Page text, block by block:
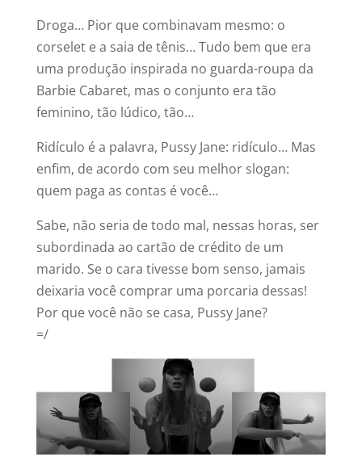
Droga… Pior que combinavam mesmo: o
corselet e a saia de tênis… Tudo bem que era
uma produção inspirada no guarda-roupa da
Barbie Cabaret, mas o conjunto era tão
feminino, tão lúdico, tão…
Ridículo é a palavra, Pussy Jane: ridículo… Mas
enfim, de acordo com seu melhor slogan:
quem paga as contas é você…
Sabe, não seria de todo mal, nessas horas, ser
subordinada ao cartão de crédito de um
marido. Se o cara tivesse bom senso, jamais
deixaria você comprar uma porcaria dessas!
Por que você não se casa, Pussy Jane?
=/